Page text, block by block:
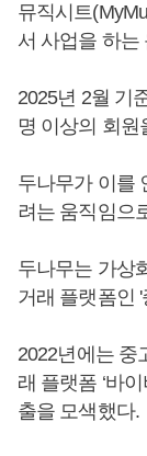
뮤직시트
서 사업을 하는
2025년 2월 기
명 이상의 회원
두나무가 이를
려는 움직임으
두나무는 가상
거래 플랫폼인
2022년에는 중
래 플랫폼 ‘바
출을 모색했다.